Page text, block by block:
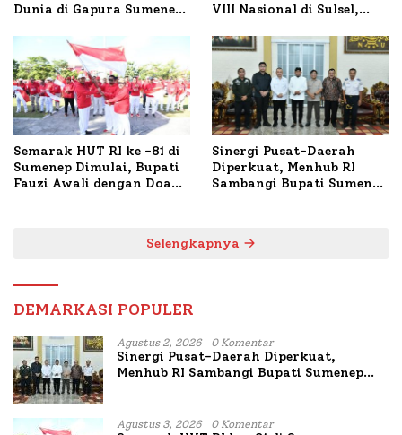
Dunia di Gapura Sumenep,
VIII Nasional di Sulsel,
Semarak HUT RI ke -81 di
Sumenep Dimulai, Bupati
Fauzi Awali dengan Doa
Sinergi Pusat-Daerah
Diperkuat, Menhub RI
Sambangi Bupati Sumenep
Selengkapnya
DEMARKASI POPULER
Agustus 2, 2026 0 Komentar
Sinergi Pusat-Daerah Diperkuat,
Menhub RI Sambangi Bupati Sumenep
Agustus 3, 2026 0 Komentar